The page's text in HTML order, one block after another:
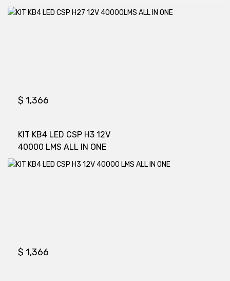
$ 1,366
KIT KB4 LED CSP H3 12V
40000 LMS ALL IN ONE
$ 1,366